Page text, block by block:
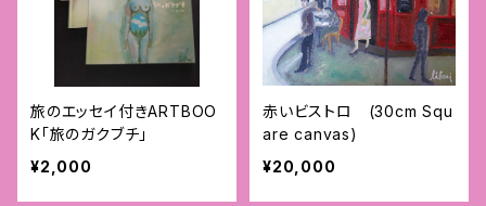
旅のエッセイ付きARTBOO
K「旅のガクブチ」
¥2,000
赤いビストロ (30cm Squ
are canvas)
¥20,000